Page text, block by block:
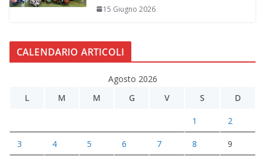
15 Giugno 2026
CALENDARIO ARTICOLI
Agosto 2026
L
M M G V S D
1 2
3 4 5 6 7 8 9